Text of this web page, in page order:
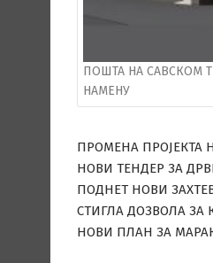
ПОШТА НА САВСКОМ
НАМЕНУ
ПРОМЕНА ПРОЈЕКТА
НОВИ ТЕНДЕР ЗА
ПОДНЕТ НОВИ
СТИГЛА ДОЗВОЛА ЗА
НОВИ ПЛАН ЗА